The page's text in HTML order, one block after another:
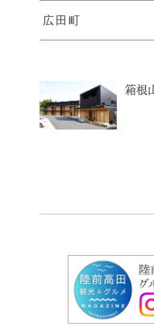
広田町
箱根